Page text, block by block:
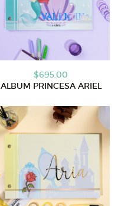
$695.00
ALBUM PRINCESA ARIEL